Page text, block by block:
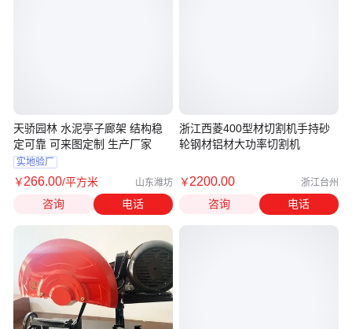
天骄园林 水泥亭子廊架 结构稳
定可靠 可来图定制 生产厂家
实地验厂
￥266.00/平方米 山东潍坊
咨询 电话
浙江西菱400型材切割机手持砂
轮钢材铝材大功率切割机
￥2200.00 浙江台州
咨询 电话